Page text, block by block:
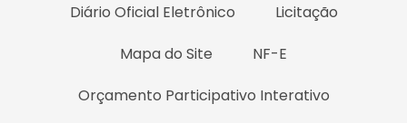
Diário Oficial Eletrônico
Licitação
Mapa do Site
NF-E
Orçamento Participativo Interativo